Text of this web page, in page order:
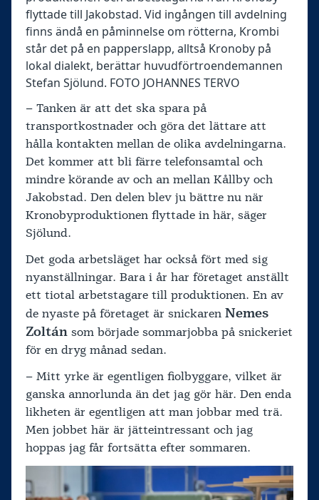
flyttade till Jakobstad. Vid ingången till avdelning
finns ändå en påminnelse om rötterna, Krombi
står det på en papperslapp, alltså Kronoby på
lokal dialekt, berättar huvudförtroendemannen
Stefan Sjölund. FOTO JOHANNES TERVO
– Tanken är att det ska spara på
transportkostnader och göra det lättare att
hålla kontakten mellan de olika avdelningarna.
Det kommer att bli färre telefonsamtal och
mindre körande av och an mellan Kållby och
Jakobstad. Den delen blev ju bättre nu när
Kronobyproduktionen flyttade in här, säger
Sjölund.
Det goda arbetsläget har också fört med sig
nyanställningar. Bara i år har företaget anställt
ett tiotal arbetstagare till produktionen. En av
de nyaste på företaget är snickaren Nemes
Zoltán som började sommarjobba på snickeriet
för en dryg månad sedan.
– Mitt yrke är egentligen fiolbyggare, vilket är
ganska annorlunda än det jag gör här. Den enda
likheten är egentligen att man jobbar med trä.
Men jobbet här är jätteintressant och jag
hoppas jag får fortsätta efter sommaren.